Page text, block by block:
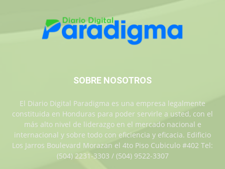
SOBRE NOSOTROS
El Diario Digital Paradigma es una empresa legalmente
constituida en Honduras para poder servirle a usted, con el
más alto nivel de liderazgo en el mercado nacional e
internacional y sobre todo con eficiencia y eficacia. Edificio
Los Jarros Boulevard Morazan el 4to Piso Cubiculo #402 Tel:
(504) 2231-3303 / (504) 9522-3307